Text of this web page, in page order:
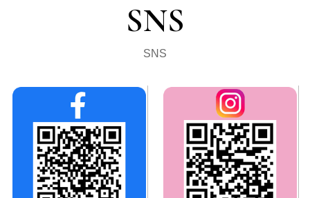
SNS
SNS